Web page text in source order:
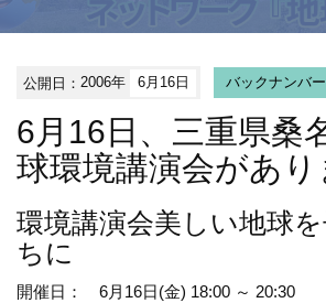
公開日：2006年 6月16日 バックナンバー
6月16日、三重県桑
球環境講演会があり
環境講演会美しい地球
ちに
開催日： 6月16日(金) 18:00 ～ 20:30